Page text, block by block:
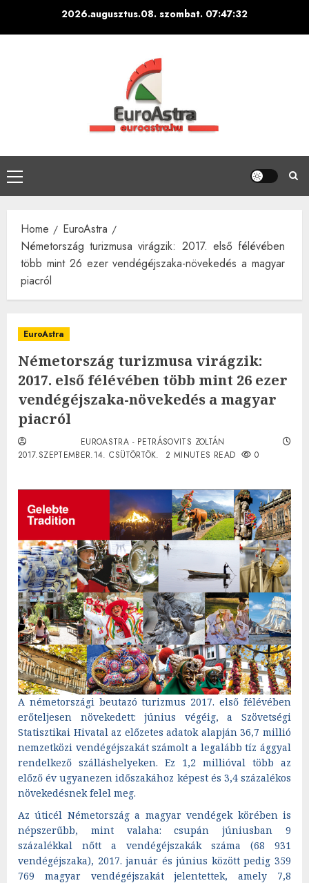
2026.augusztus.08. szombat. 07:47:32
Primary
Menu
Home
EuroAstra
Németország turizmusa virágzik: 2017. első félévében
több mint 26 ezer vendégéjszaka-növekedés a magyar
piacról
EuroAstra
Németország turizmusa virágzik:
2017. első félévében több mint 26 ezer
vendégéjszaka-növekedés a magyar
piacról
EUROASTRA - PETRÁSOVITS ZOLTÁN
2017.SZEPTEMBER.14. CSÜTÖRTÖK.
2 MINUTES READ 0
A németországi beutazó turizmus 2017. első félévében
erőteljesen növekedett: június végéig, a Szövetségi
Statisztikai Hivatal az előzetes adatok alapján 36,7 millió
nemzetközi vendégéjszakát számolt a legalább tíz ággyal
rendelkező szálláshelyeken. Ez 1,2 millióval több az
előző év ugyanezen időszakához képest és 3,4 százalékos
növekedésnek felel meg.
Az úticél Németország a magyar vendégek körében is
népszerűbb, mint valaha: csupán júniusban 9
százalékkal nőtt a vendégéjszakák száma (68 931
vendégéjszaka), 2017. január és június között pedig 359
769 magyar vendégéjszakát jelentettek, amely 7,8